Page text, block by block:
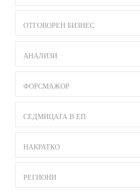
ОТГОВОРЕН БИЗНЕС
АНАЛИЗИ
ФОРСМАЖОР
СЕДМИЦАТА В ЕП
НАКРАТКО
РЕГИОНИ